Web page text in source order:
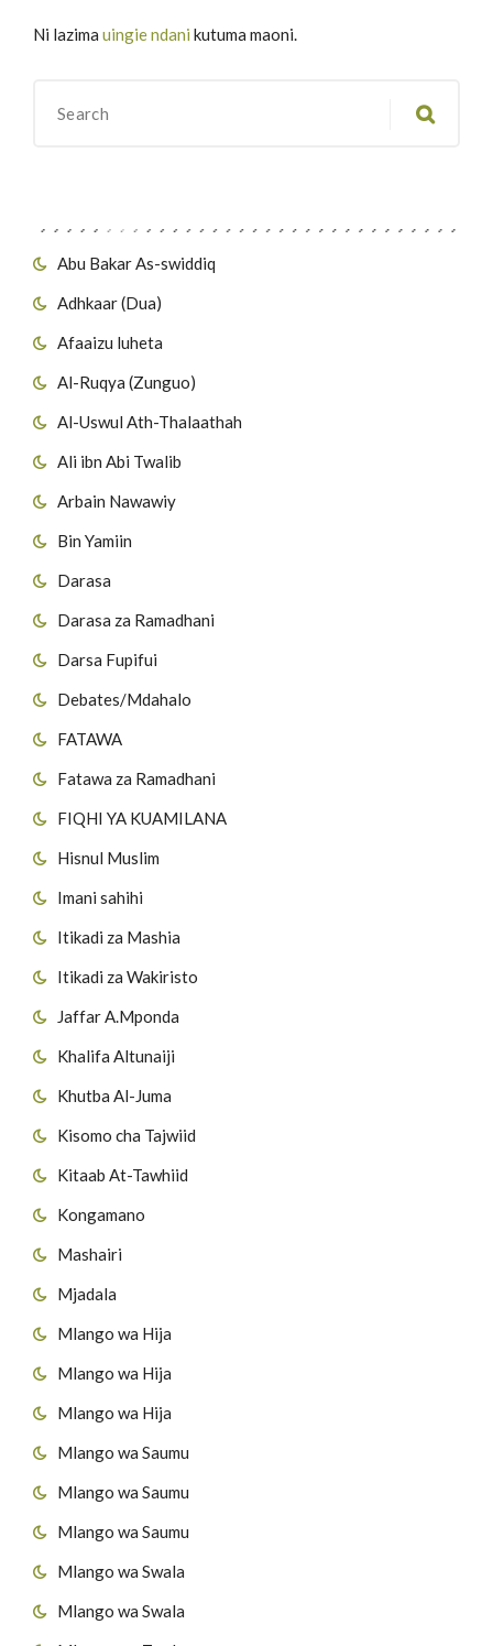
Abu Bakar As-swiddiq
Adhkaar (Dua)
Afaaizu luheta
Al-Ruqya (Zunguo)
Al-Uswul Ath-Thalaathah
Ali ibn Abi Twalib
Arbain Nawawiy
Bin Yamiin
Darasa
Darasa za Ramadhani
Darsa Fupifui
Debates/Mdahalo
FATAWA
Fatawa za Ramadhani
FIQHI YA KUAMILANA
Hisnul Muslim
Imani sahihi
Itikadi za Mashia
Itikadi za Wakiristo
Jaffar A.Mponda
Khalifa Altunaiji
Khutba Al-Juma
Kisomo cha Tajwiid
Kitaab At-Tawhiid
Kongamano
Mashairi
Mjadala
Mlango wa Hija
Mlango wa Hija
Mlango wa Hija
Mlango wa Saumu
Mlango wa Saumu
Mlango wa Saumu
Mlango wa Swala
Mlango wa Swala
Ni lazima uingie ndani kutuma maoni.